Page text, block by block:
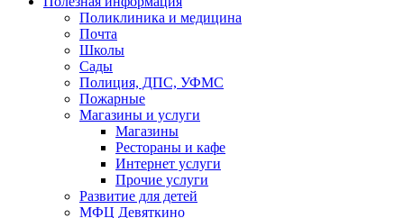
Поликлиника и медицина
Почта
Школы
Сады
Полиция, ДПС, УФМС
Пожарные
Магазины и услуги
Магазины
Рестораны и кафе
Интернет услуги
Прочие услуги
Развитие для детей
МФЦ Девяткино